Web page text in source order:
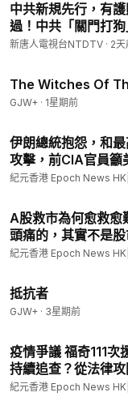
中共新規先行，有
過！中共「關門打
湖北首富被抓；北戴
新唐人電視台NTDTV · 2天
The Witches Of
GJW+ · 1星期前
伊朗總統抱怨，和
攻擊，前CIA官員籲
密：北京領導美軍頂
紀元香港 Epoch News
A股救市為何愈救
頭痛的，其實不是
紀元香港 Epoch News
抵抗者
GJW+ · 3星期前
疫情爭議 福奇111
持續追查？從法律
l#紀元香港 粵語
紀元香港 Epoch News